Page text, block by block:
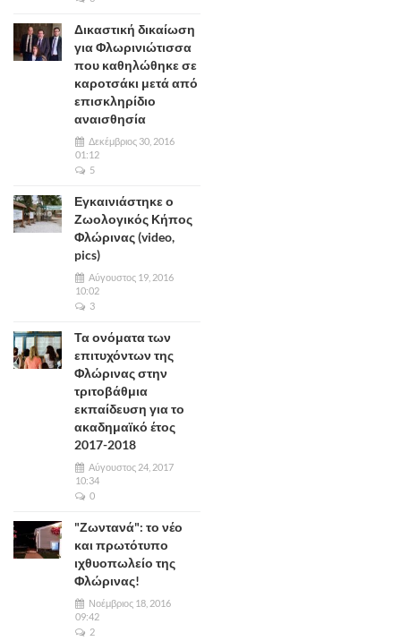
Δικαστική δικαίωση
για Φλωρινιώτισσα
που καθηλώθηκε σε
καροτσάκι μετά από
επισκληρίδιο
αναισθησία
Δεκέμβριος 30, 2016
01:12
5
Εγκαινιάστηκε ο
Ζωολογικός Κήπος
Φλώρινας (video,
pics)
Αύγουστος 19, 2016
10:02
3
Τα ονόματα των
επιτυχόντων της
Φλώρινας στην
τριτοβάθμια
εκπαίδευση για το
ακαδημαϊκό έτος
2017-2018
Αύγουστος 24, 2017
10:34
0
"Ζωντανά": το νέο
και πρωτότυπο
ιχθυοπωλείο της
Φλώρινας!
Νοέμβριος 18, 2016
09:42
2